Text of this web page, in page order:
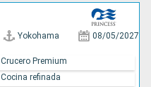
Yokohama 08/05/2027
Crucero Premium
Cocina refinada